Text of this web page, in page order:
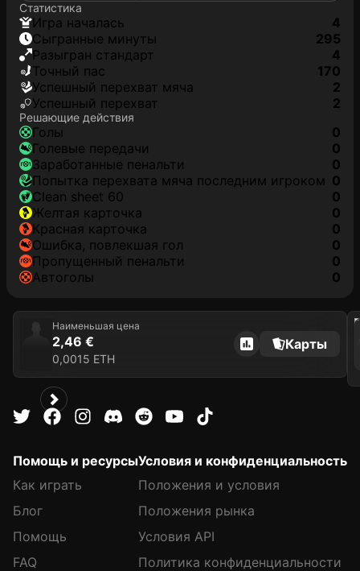
Статистика
игра началась
4
сыгранные минуты
295
разыгран стандарт
4
точный пас
170
успешный перехват мяча
2
успешный перехват
2
Решающие действия
голы
0
голевые передачи
0
заработанные пенальти
0
попытка перехвата мяча последним игроком 0
clean sheet 60
0
желтая карточка
0
красная карточка
0
ошибка, повлекшая гол
0
пропущенный пенальти
0
автоголы
0
Наименьшая цена
2,46 €
0,0015 ETH
Карты
2023
Помощь и ресурсы
Как играть
Блог
Помощь
FAQ
Условия и конфиденциальность
Положения и условия
Положения рынка
Условия API
Политика конфиденциальности